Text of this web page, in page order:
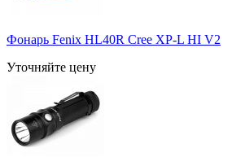
Фонарь Fenix HL40R Cree XP-L HI V2
Уточняйте цену